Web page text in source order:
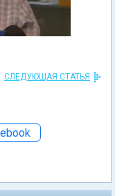
СЛЕДУЮЩАЯ СТАТЬЯ